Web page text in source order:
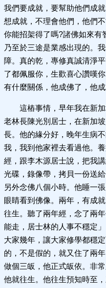
我們要成就，要幫助他們成
想成就，不理會他們，他們
你能招架得了嗎?諸佛如來有
乃至於三途是業感出現的。
障。真的乾，專修真誠清淨
了都佩服你，生歡喜心讚嘆
有什麼關係，他成佛了，他成
這樁事情，早年我在新
老林長陳光別居士，在新加
長。他的緣分好，晚年生病
我，我到他家裡去看過他。
經，跟李木源居士說，把我
光碟，錄像帶，拷貝一份送
另外念佛八個小時。他睡一
眼睛看到佛像。兩年，有成
往生。聽了兩年經，念了兩
能走，居士林的人事不穩定
大家幾年，讓大家修學都穩
的，不是假的，就又住了兩
做個三皈，他正式皈依。非
他就往生。他往生預知時至